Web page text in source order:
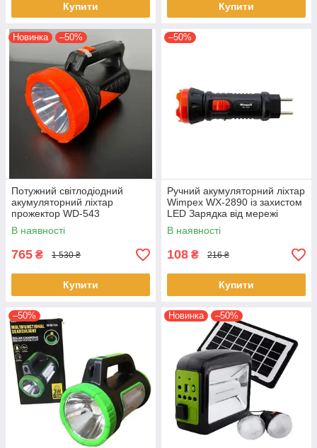
Купити Купити
Новинка –50%
Потужний світлодіодний
акумуляторний ліхтар
прожектор WD-543
переносний ліхтар для
охорони
В наявності
765 ₴ 1 530 ₴
Купити
–50%
Ручний акумуляторний ліхтар
Wimpex WX-2890 із захистом
LED Зарядка від мережі
Чорний / Червоний
В наявності
108 ₴ 216 ₴
Купити
–50% Новинка –50%